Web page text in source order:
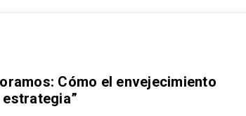
Cómo el envejecimiento